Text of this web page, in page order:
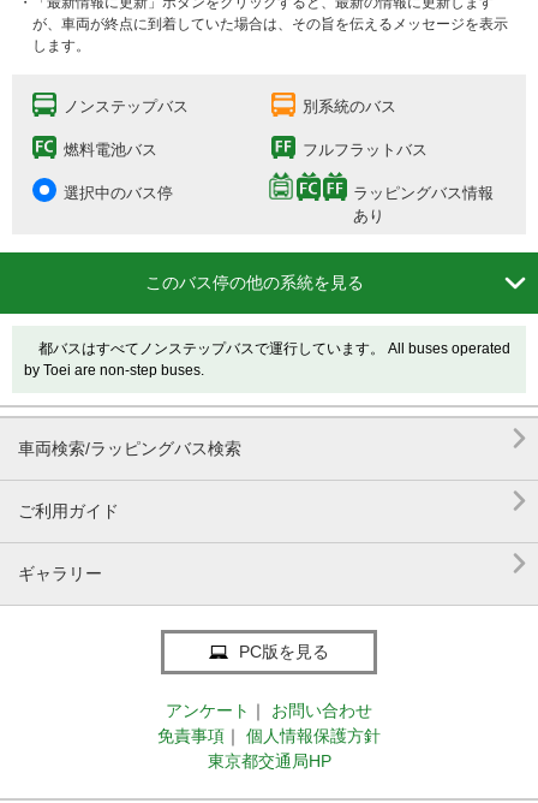
が、車両が終点に到着していた場合は、その旨を伝えるメッセージを表示
します。
ノンステップバス 別系統のバス
燃料電池バス フルフラットバス
選択中のバス停
ラッピングバス情報
あり
このバス停の他の系統を見る 
都バスはすべてノンステップバスで運行しています。 All buses operated
by Toei are non-step buses.
車両検索/ラッピングバス検索 
ご利用ガイド 
ギャラリー 
PC版を見る
アンケート ｜
お問い合わせ
免責事項 ｜
個人情報保護方針
東京都交通局HP